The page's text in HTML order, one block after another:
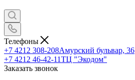
Телефоны
+7 4212 308-208Амурский бульвар, 36
+7 4212 46-42-11ТЦ "Экодом"
Заказать звонок